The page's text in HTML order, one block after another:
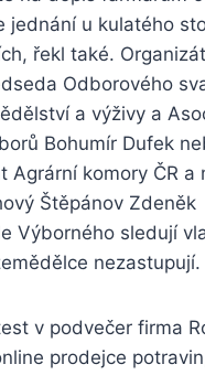
jednání u kulatého
řekl také.
Odborového
a výživy a
Bohumír Dufek
Agrární komory ČR a
Štěpánov Zdeněk
Výborného sledují
nezastupují.
v podvečer firma
prodejce